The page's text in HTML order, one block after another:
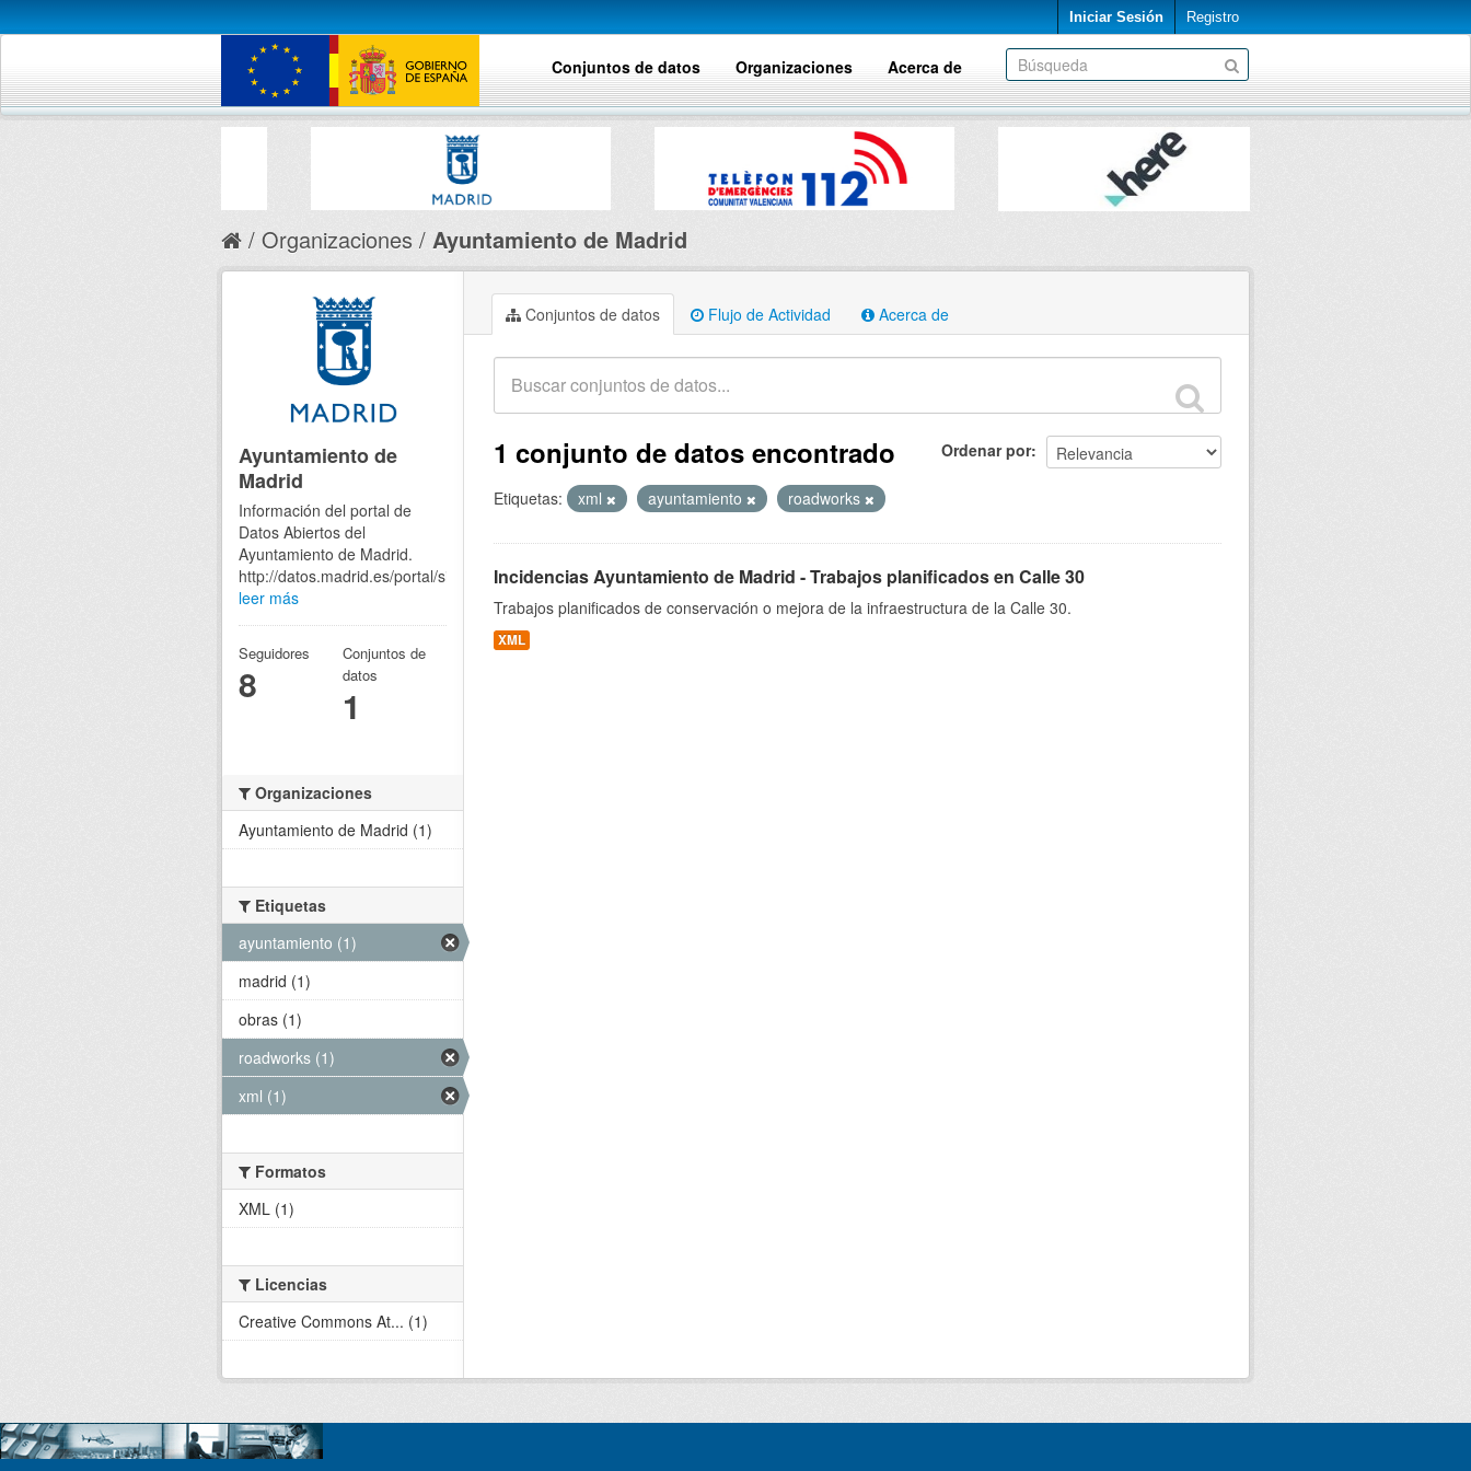
Iniciar Sesión Registro
Conjuntos de datos Organizaciones Acerca de
Organizaciones Ayuntamiento de Madrid
Conjuntos de datos Flujo de Actividad Acerca de
Ordenar por
1 conjunto de datos encontrado
Etiquetas: xml ayuntamiento roadworks
Incidencias Ayuntamiento de Madrid - Trabajos planificados en Calle 30
Trabajos planificados de conservación o mejora de la infraestructura de la Calle 30.
XML
Ayuntamiento de
Madrid
Información del portal de
Datos Abiertos del
Ayuntamiento de Madrid.
http://datos.madrid.es/portal/site/egob
leer más
Seguidores
8
Conjuntos de
datos
1
Organizaciones
Ayuntamiento de Madrid (1)
Etiquetas
ayuntamiento (1)
madrid (1)
obras (1)
roadworks (1)
xml (1)
Formatos
XML (1)
Licencias
Creative Commons At... (1)